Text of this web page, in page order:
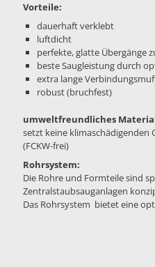
Vorteile:
dauerhaft verklebt
luftdicht
perfekte, glatte Übergänge
beste Saugleistung durch
extra lange
robust (bruchfest)
umweltfreundliches
setzt keine klimaschädigenden
(FCKW-frei)
Rohrsystem:
Die Rohre und Formteile sind
Zentralstaubsauganlagen
Das Rohrsystem bietet eine